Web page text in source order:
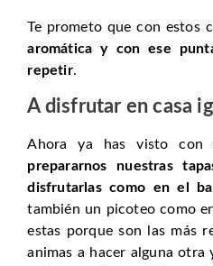
Te prometo que con estos
aromática y con ese
repetir.
A disfrutar en casa
Ahora ya has visto con
prepararnos nuestras
disfrutarlas como en el
también un picoteo como
estas porque son las más
animas a hacer alguna otra